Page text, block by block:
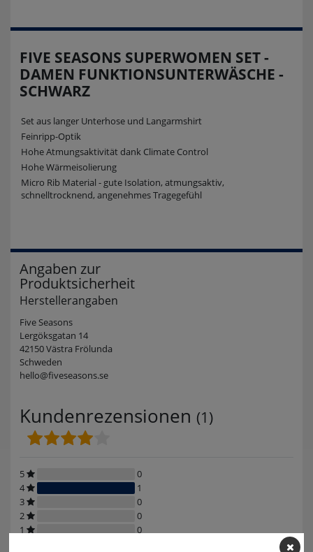
FIVE SEASONS SUPERWOMEN SET -
DAMEN FUNKTIONSUNTERWÄSCHE -
SCHWARZ
Set aus langer Unterhose und Langarmshirt
Feinripp-Optik
Hohe Atmungsaktivität dank Climate Control
Hohe Wärmeisolierung
Micro Rib Material - gute Isolation, atmungsaktiv,
schnelltrocknend, angenehmes Tragegefühl
Angaben zur
Produktsicherheit
Herstellerangaben
Five Seasons
Lergöksgatan 14
42150 Västra Frölunda
Schweden
hello@fiveseasons.se
Kundenrezensionen (1)
5
0
4
1
3
0
2
0
1
0